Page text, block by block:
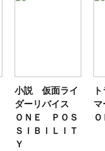
小説 仮面ライ
ダーリバイス
ＯＮＥ ＰＯＳ
ＳＩＢＩＬＩＴ
Ｙ